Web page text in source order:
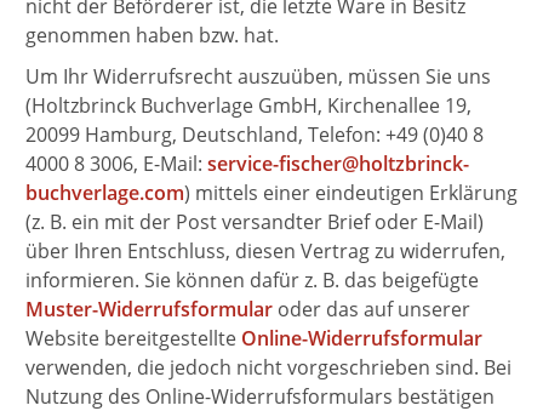
nicht der Beförderer ist, die letzte Ware in Besitz
genommen haben bzw. hat.
Um Ihr Widerrufsrecht auszuüben, müssen Sie uns
(Holtzbrinck Buchverlage GmbH, Kirchenallee 19,
20099 Hamburg, Deutschland, Telefon: +49 (0)40 8
4000 8 3006, E-Mail: service-fischer@holtzbrinck-
buchverlage.com) mittels einer eindeutigen Erklärung
(z. B. ein mit der Post versandter Brief oder E-Mail)
über Ihren Entschluss, diesen Vertrag zu widerrufen,
informieren. Sie können dafür z. B. das beigefügte
Muster-Widerrufsformularoder das auf unserer
Website bereitgestellte Online-Widerrufsformular
verwenden, die jedoch nicht vorgeschrieben sind. Bei
Nutzung des Online-Widerrufsformulars bestätigen